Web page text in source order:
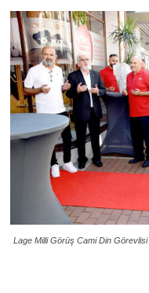
Lage Milli Görüş Cami Din Görevlisi